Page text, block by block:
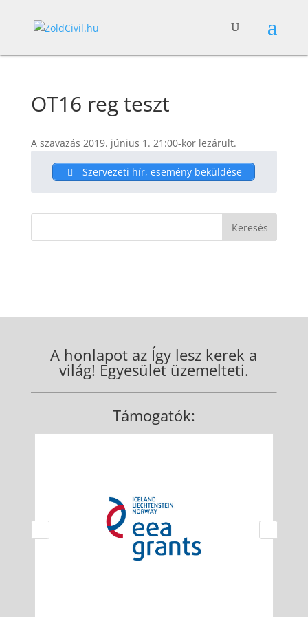
OT16 reg teszt
A szavazás 2019. június 1. 21:00-kor lezárult.
Szervezeti hír, esemény beküldése
A honlapot az Így lesz kerek a
világ! Egyesület üzemelteti.
Támogatók: